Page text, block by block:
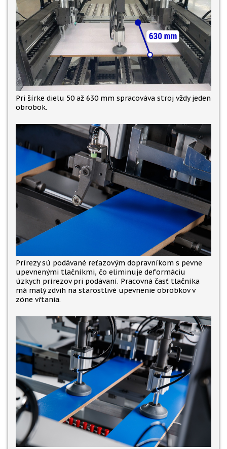
Pri šírke dielu 50 až 630 mm spracováva stroj vždy jeden
obrobok.
Prírezy sú podávané reťazovým dopravníkom s pevne
upevnenými tlačníkmi, čo eliminuje deformáciu
úzkych prírezov pri podávaní. Pracovná časť tlačníka
má malý zdvih na starostlivé upevnenie obrobkov v
zóne vŕtania.